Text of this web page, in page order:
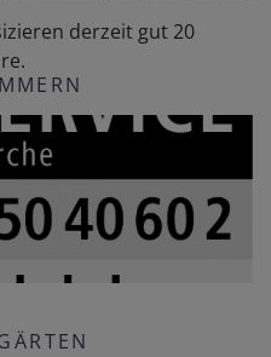
derzeit gut 20